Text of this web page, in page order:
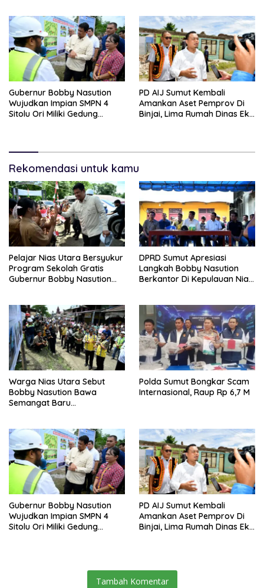
Gubernur Bobby Nasution
Wujudkan Impian SMPN 4
Sitolu Ori Miliki Gedung
PD AIJ Sumut Kembali
Amankan Aset Pemprov Di
Binjai, Lima Rumah Dinas Eks
Rekomendasi untuk kamu
Pelajar Nias Utara Bersyukur
Program Sekolah Gratis
Gubernur Bobby Nasution
DPRD Sumut Apresiasi
Langkah Bobby Nasution
Berkantor Di Kepulauan Nias,
Warga Nias Utara Sebut
Bobby Nasution Bawa
Semangat Baru
Polda Sumut Bongkar Scam
Internasional, Raup Rp 6,7 M
Gubernur Bobby Nasution
Wujudkan Impian SMPN 4
Sitolu Ori Miliki Gedung
PD AIJ Sumut Kembali
Amankan Aset Pemprov Di
Binjai, Lima Rumah Dinas Eks
Tambah Komentar